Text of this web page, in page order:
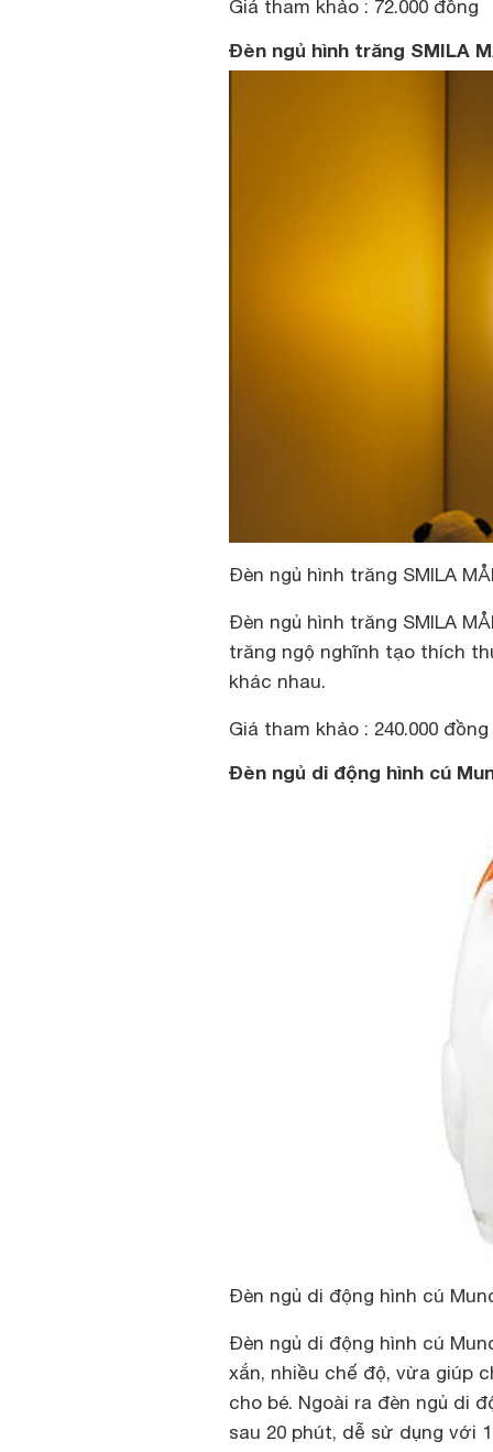
Giá tham khảo : 72.000 đồng
Đèn ngủ hình trăng SMILA
Đèn ngủ hình trăng SMILA
Đèn ngủ hình trăng SMILA
trăng ngộ nghĩnh tạo thích
khác nhau.
Giá tham khảo : 240.000 đồng
Đèn ngủ di động hình cú
Đèn ngủ di động hình cú
Đèn ngủ di động hình cú
xắn, nhiều chế độ, vừa giúp
cho bé. Ngoài ra đèn ngủ di
sau 20 phút, dễ sử dụng với